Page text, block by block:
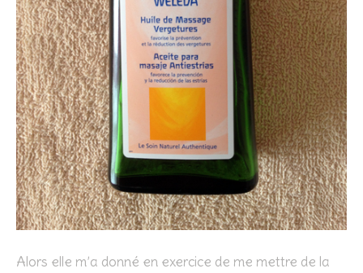
Alors elle m’a donné en exercice de me mettre de la